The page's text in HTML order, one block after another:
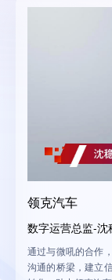
领克汽车
数字运营总监-沈
通过与微吼的合作
沟通的桥梁，建立